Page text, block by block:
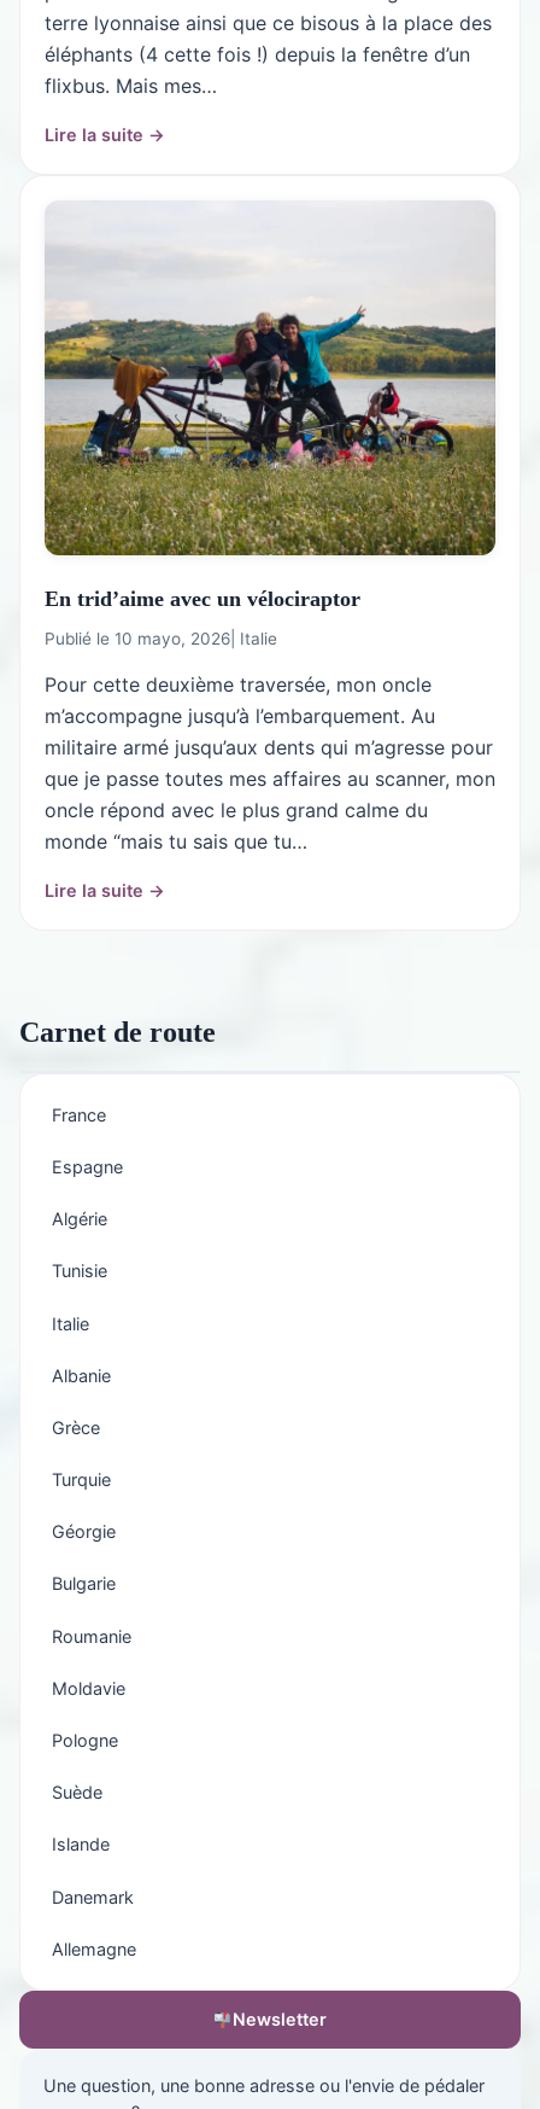
terre lyonnaise ainsi que ce bisous à la place des
éléphants (4 cette fois !) depuis la fenêtre d’un
flixbus. Mais mes…
Lire la suite →
En trid’aime avec un vélociraptor
Publié le 10 mayo, 2026 Italie
Pour cette deuxième traversée, mon oncle
m’accompagne jusqu’à l’embarquement. Au
militaire armé jusqu’aux dents qui m’agresse pour
que je passe toutes mes affaires au scanner, mon
oncle répond avec le plus grand calme du
monde “mais tu sais que tu…
Lire la suite →
Carnet de route
France
Espagne
Algérie
Tunisie
Italie
Albanie
Grèce
Turquie
Géorgie
Bulgarie
Roumanie
Moldavie
Pologne
Suède
Islande
Danemark
Allemagne
Newsletter
Une question, une bonne adresse ou l'envie de pédaler